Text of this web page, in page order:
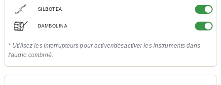
SILBOTEA
DAMBOLINA
* Utilisez les interrupteurs pour activer/désactiver les instruments dans
l'audio combiné.